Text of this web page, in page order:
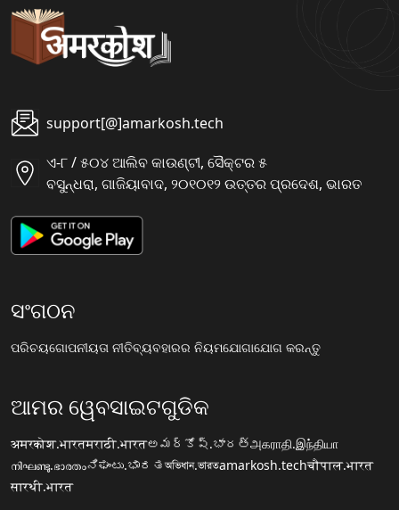
support[@]amarkosh.tech
ଏ-୮ / ୫୦୪ ଆଲିବ କାଉଣ୍ଟୀ, ସୈକ୍ଟର ୫
ବସୁନ୍ଧରା, ଗାଜିୟାବାଦ, ୨୦୧୦୧୨ ଉତ୍ତର ପ୍ରଦେଶ, ଭାରତ
ସଂଗଠନ
ପରିଚୟଗୋପନୀୟତା ନୀତିବ୍ୟବହାରର ନିୟମଯୋଗାଯୋଗ କରନ୍ତୁ
ଆମର ୱେବସାଇଟଗୁଡିକ
अमरकोश.भारतमराठी.भारतఅమర్కోష్.భారత్அகராதி.இந்தியா
നിഘണ്ടു.ഭാരതംನಿಘಂಟು.ಭಾರತঅভিধান.ভারতamarkosh.techचौपाल.भारत
सारथी.भारत